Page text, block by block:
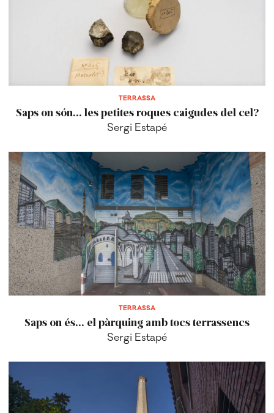
TERRASSA
Saps on són... les petites roques caigudes del cel?
Sergi Estapé
TERRASSA
Saps on és... el pàrquing amb tocs terrassencs
Sergi Estapé